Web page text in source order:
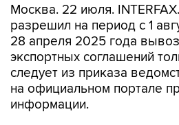
Москва. 22 июля.
разрешил на период с 1
28 апреля 2025 года
экспортных соглашений
следует из приказа
на официальном портале
информации.